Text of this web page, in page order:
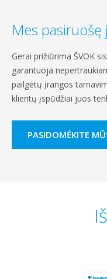
Mes
Gerai prižiūrima ŠVOK
garantuoja
pailgėtų įrangos
klientų įspūdžiai juos
PASIDOMĖKITE